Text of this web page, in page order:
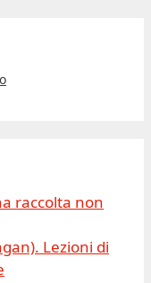
raccolta non
Lezioni di